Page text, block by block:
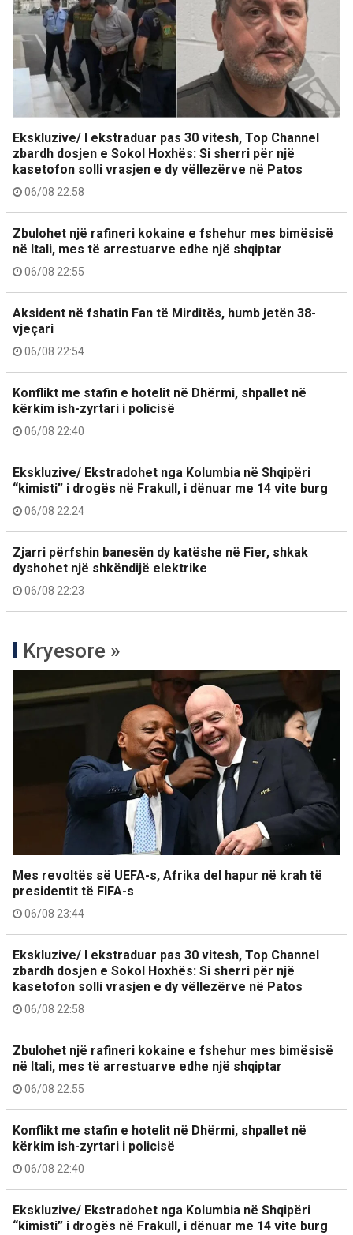
Ekskluzive/ I ekstraduar pas 30 vitesh, Top Channel
zbardh dosjen e Sokol Hoxhës: Si sherri për një
kasetofon solli vrasjen e dy vëllezërve në Patos
06/08 22:58
Zbulohet një rafineri kokaine e fshehur mes bimësisë
në Itali, mes të arrestuarve edhe një shqiptar
06/08 22:55
Aksident në fshatin Fan të Mirditës, humb jetën 38-
vjeçari
06/08 22:54
Konflikt me stafin e hotelit në Dhërmi, shpallet në
kërkim ish-zyrtari i policisë
06/08 22:40
Ekskluzive/ Ekstradohet nga Kolumbia në Shqipëri
“kimisti” i drogës në Frakull, i dënuar me 14 vite burg
06/08 22:24
Zjarri përfshin banesën dy katëshe në Fier, shkak
dyshohet një shkëndijë elektrike
06/08 22:23
Kryesore »
Mes revoltës së UEFA-s, Afrika del hapur në krah të
presidentit të FIFA-s
06/08 23:44
Ekskluzive/ I ekstraduar pas 30 vitesh, Top Channel
zbardh dosjen e Sokol Hoxhës: Si sherri për një
kasetofon solli vrasjen e dy vëllezërve në Patos
06/08 22:58
Zbulohet një rafineri kokaine e fshehur mes bimësisë
në Itali, mes të arrestuarve edhe një shqiptar
06/08 22:55
Konflikt me stafin e hotelit në Dhërmi, shpallet në
kërkim ish-zyrtari i policisë
06/08 22:40
Ekskluzive/ Ekstradohet nga Kolumbia në Shqipëri
“kimisti” i drogës në Frakull, i dënuar me 14 vite burg